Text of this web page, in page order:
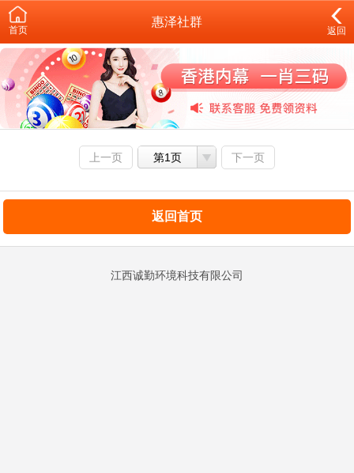
首页
惠泽社群
返回
上一页 第1页 下一页
返回首页
江西诚勤环境科技有限公司